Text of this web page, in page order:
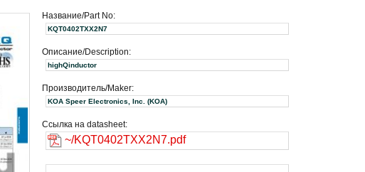
Название/Part No:
KQT0402TXX2N7
Описание/Description:
highQinductor
Производитель/Maker:
KOA Speer Electronics, Inc. (KOA)
Ссылка на datasheet:
~/KQT0402TXX2N7.pdf